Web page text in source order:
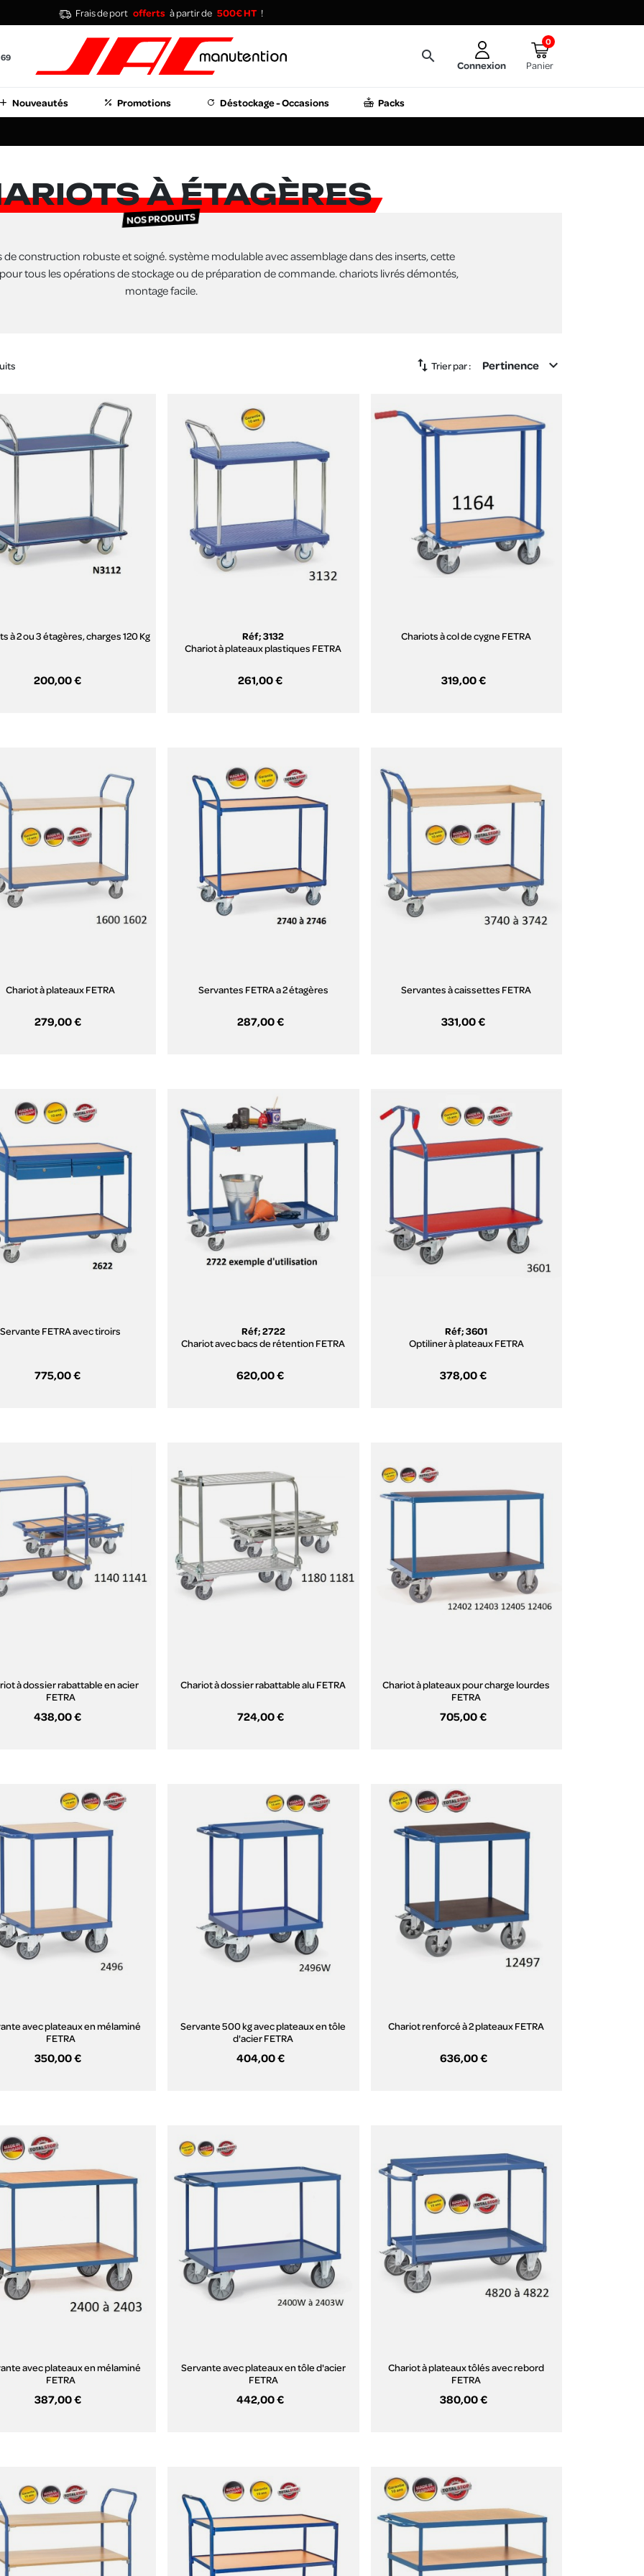
Frais de port offerts à partir de 500€ HT !
search
Connexion
0
Panier
Nouveautés Promotions Déstockage - Occasions Packs
À ÉTAGÈRES
NOS PRODUITS
de construction robuste et soigné. système modulable avec assemblage dans des inserts, cette
tous les opérations de stockage ou de préparation de commande. chariots livrés démontés,
montage facile.
swap_vert Trier par : Pertinence expand_more
à 2 ou 3 étagères, charges 120 Kg
200,00 €
Réf; 3132
Chariot à plateaux plastiques FETRA
261,00 €
Chariots à col de cygne FETRA
319,00 €
Chariot à plateaux FETRA
279,00 €
Servantes FETRA a 2 étagères
287,00 €
Servantes à caissettes FETRA
331,00 €
Servante FETRA avec tiroirs
775,00 €
Réf; 2722
Chariot avec bacs de rétention FETRA
620,00 €
Réf; 3601
Optiliner à plateaux FETRA
378,00 €
à dossier rabattable en acier
FETRA
438,00 €
Chariot à dossier rabattable alu FETRA
724,00 €
Chariot à plateaux pour charge lourdes
FETRA
705,00 €
avec plateaux en mélaminé
FETRA
350,00 €
Servante 500 kg avec plateaux en tôle
d'acier FETRA
404,00 €
Chariot renforcé à 2 plateaux FETRA
636,00 €
avec plateaux en mélaminé
FETRA
387,00 €
Servante avec plateaux en tôle d'acier
FETRA
442,00 €
Chariot à plateaux tôlés avec rebord
FETRA
380,00 €